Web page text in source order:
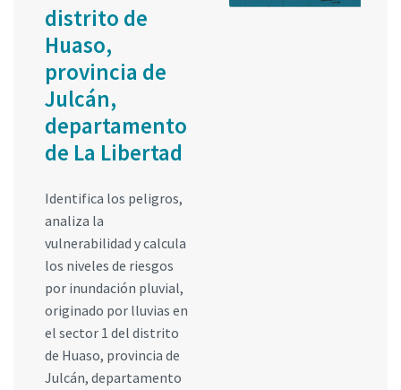
distrito de
Huaso,
provincia de
Julcán,
departamento
de La Libertad
Identifica los peligros,
analiza la
vulnerabilidad y calcula
los niveles de riesgos
por inundación pluvial,
originado por lluvias en
el sector 1 del distrito
de Huaso, provincia de
Julcán, departamento